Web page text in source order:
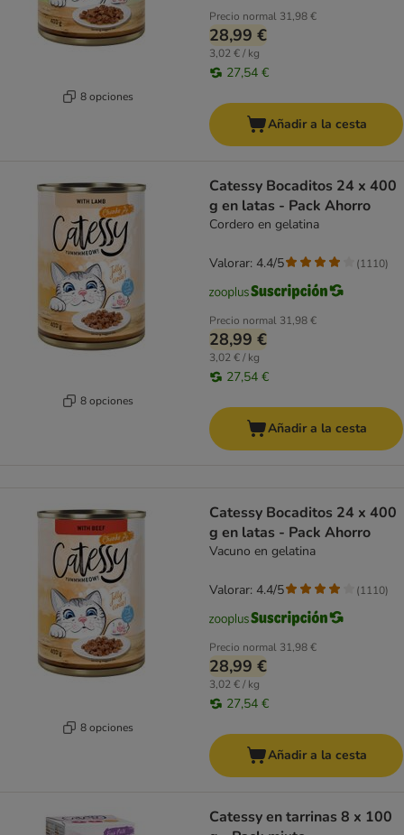
8 opciones
Precio normal 31,98 €
28,99 €
3,02 € / kg
27,54 €
Añadir a la cesta
8 opciones
Catessy Bocaditos 24 x 400
g en latas - Pack Ahorro
Cordero en gelatina
Precio normal 31,98 €
28,99 €
3,02 € / kg
27,54 €
Valorar: 4.4/5 (1110)
Añadir a la cesta
8 opciones
Catessy Bocaditos 24 x 400
g en latas - Pack Ahorro
Vacuno en gelatina
Precio normal 31,98 €
28,99 €
3,02 € / kg
27,54 €
Valorar: 4.4/5 (1110)
Añadir a la cesta
Catessy en tarrinas 8 x 100